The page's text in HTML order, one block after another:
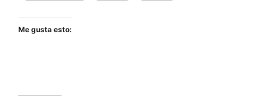
Me gusta esto: